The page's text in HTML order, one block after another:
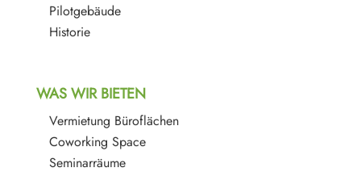
Pilotgebäude
Historie
WAS WIR BIETEN
Vermietung Büroflächen
Coworking Space
Seminarräume